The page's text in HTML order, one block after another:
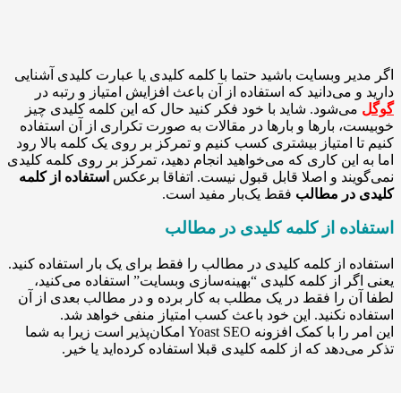
وبسایت باشید حتما با کلمه کلیدی یا عبارت کلیدی آشنایی
می‌دانید که استفاده از آن باعث افزایش امتیاز و رتبه در
شاید با خود فکر کنید حال که این کلمه کلیدی چیز
بارها و بارها در مقالات به صورت تکراری از آن استفاده
امتیاز بیشتری کسب کنیم و تمرکز بر روی یک کلمه بالا رود
کاری که می‌خواهید انجام دهید، تمرکز بر روی کلمه کلیدی
و اصلا قابل قبول نیست. اتفاقا برعکساستفاده از کلمه
مطالب فقط یک‌بار مفید است.
از کلمه کلیدی در مطالب
از کلمه کلیدی در مطالب را فقط برای یک بار استفاده کنید.
از کلمه کلیدی “بهینه‌سازی وبسایت” استفاده می‌کنید،
را فقط در یک مطلب به کار برده و در مطالب بعدی از آن
نکنید. این خود باعث کسب امتیاز منفی خواهد شد.
این امر را با کمک افزونه Yoast SEO امکان‌پذیر است زیرا به شما
که از کلمه کلیدی قبلا استفاده کرده‌اید یا خیر.